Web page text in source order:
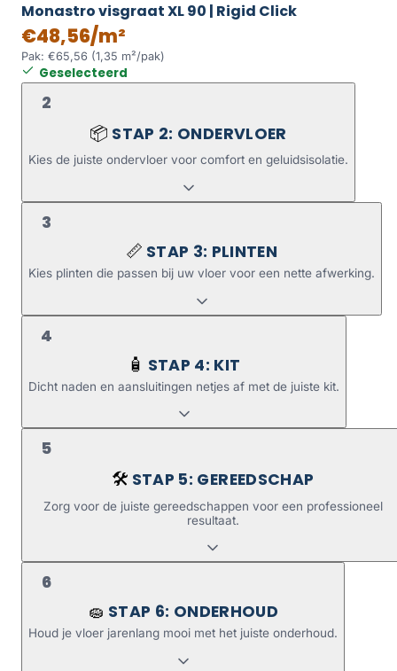
Monastro visgraat XL 90 | Rigid Click
€48,56/m²
Pak: €65,56 (1,35 m²/pak)
Geselecteerd
2
📦 STAP 2: ONDERVLOER
Kies de juiste ondervloer voor comfort en geluidsisolatie.
3
📏 STAP 3: PLINTEN
Kies plinten die passen bij uw vloer voor een nette afwerking.
4
🧴 STAP 4: KIT
Dicht naden en aansluitingen netjes af met de juiste kit.
5
🛠️ STAP 5: GEREEDSCHAP
Zorg voor de juiste gereedschappen voor een professioneel
resultaat.
6
🧽 STAP 6: ONDERHOUD
Houd je vloer jarenlang mooi met het juiste onderhoud.